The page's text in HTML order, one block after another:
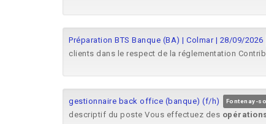
Préparation BTS Banque (BA) | Colmar | 28/09/2026
clients dans le respect de la réglementation
gestionnaire back office (banque) (f/h) Fontenay-
descriptif du poste Vous effectuez des